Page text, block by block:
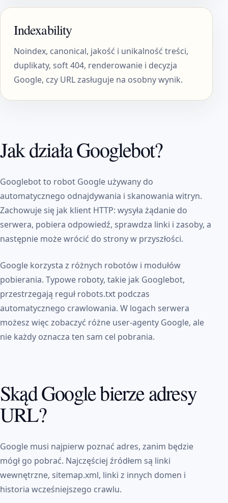
Indexability
Noindex, canonical, jakość i unikalność treści,
duplikaty, soft 404, renderowanie i decyzja
Google, czy URL zasługuje na osobny wynik.
Jak działa Googlebot?
Googlebot to robot Google używany do
automatycznego odnajdywania i skanowania witryn.
Zachowuje się jak klient HTTP: wysyła żądanie do
serwera, pobiera odpowiedź, sprawdza linki i zasoby, a
następnie może wrócić do strony w przyszłości.
Google korzysta z różnych robotów i modułów
pobierania. Typowe roboty, takie jak Googlebot,
przestrzegają reguł robots.txt podczas
automatycznego crawlowania. W logach serwera
możesz więc zobaczyć różne user-agenty Google, ale
nie każdy oznacza ten sam cel pobrania.
Skąd Google bierze adresy
URL?
Google musi najpierw poznać adres, zanim będzie
mógł go pobrać. Najczęściej źródłem są linki
wewnętrzne, sitemap.xml, linki z innych domen i
historia wcześniejszego crawlu.